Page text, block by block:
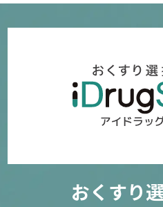
おくすり